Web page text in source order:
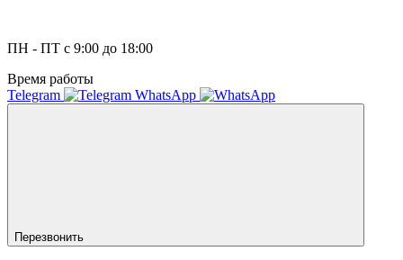
ПН - ПТ с 9:00 до 18:00
Время работы
Telegram
WhatsApp
Перезвонить